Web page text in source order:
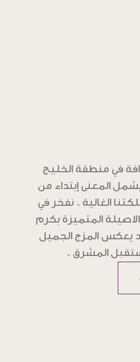
في منطقة الخليج
المعنى إبتداء من
الغالية . نفخر في
المتميزة بكرم
يعكس المزج الجميل
المشرق .